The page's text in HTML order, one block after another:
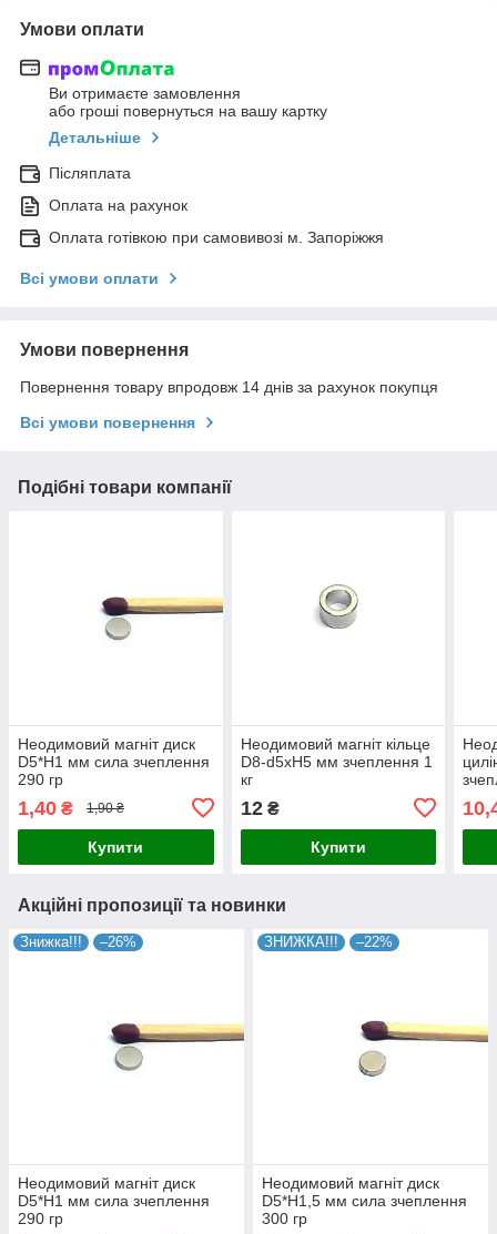
Умови оплати
Ви отримаєте замовлення
або гроші повернуться на вашу картку
Детальніше
Післяплата
Оплата на рахунок
Оплата готівкою при самовивозі м. Запоріжжя
Всі умови оплати
Умови повернення
Повернення товару впродовж 14 днів за рахунок покупця
Всі умови повернення
Подібні товари компанії
Неодимовий магніт диск
D5*H1 мм сила зчеплення
290 гр
1,40 ₴ 1,90 ₴
Купити
Неодимовий магніт кільце
D8-d5хH5 мм зчеплення 1
кг
12₴
Купити
Акційні пропозиції та новинки
Знижка!!! –26%
Неодимовий магніт диск
D5*H1 мм сила зчеплення
290 гр
ЗНИЖКА!!! –22%
Неодимовий магніт диск
D5*H1,5 мм сила зчеплення
300 гр